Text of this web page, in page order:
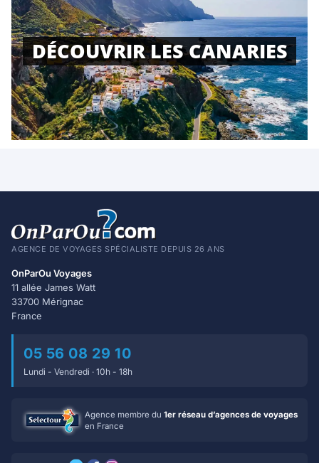
DÉCOUVRIR LES CANARIES
AGENCE DE VOYAGES SPÉCIALISTE DEPUIS 26 ANS
OnParOu Voyages
11 allée James Watt
33700 Mérignac
France
05 56 08 29 10
Lundi - Vendredi · 10h - 18h
Agence membre du 1er réseau d’agences de voyages
en France